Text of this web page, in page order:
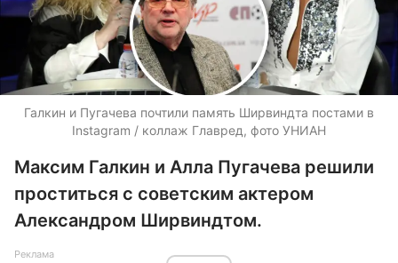
Галкин и Пугачева почтили память Ширвиндта постами в
Instagram / коллаж Главред, фото УНИАН
Максим Галкин и Алла Пугачева решили
проститься с советским актером
Александром Ширвиндтом.
Реклама